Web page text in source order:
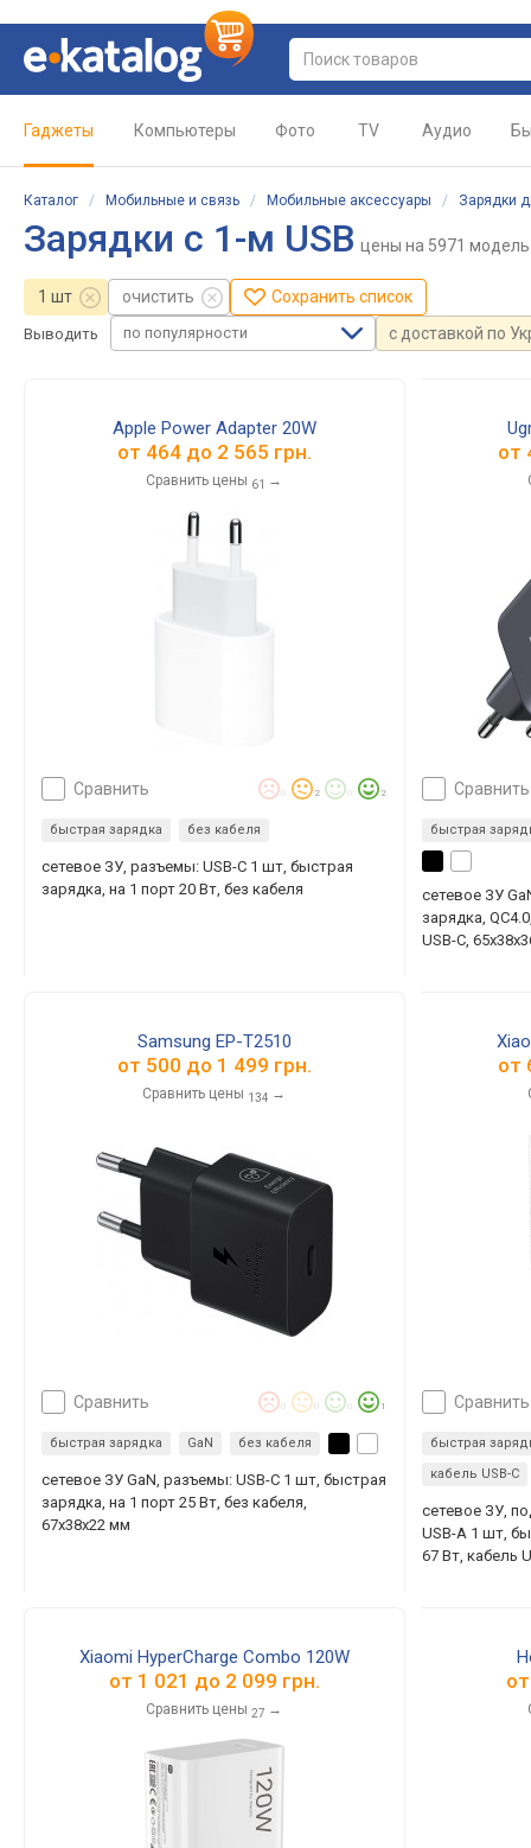
Гаджеты Компьютеры Фото TV Аудио
Каталог / Мобильные и связь / Мобильные аксессуары / Зарядки
Зарядки с 1-м USB цены на 5971 модель
1 шт очистить Сохранить список
Выводить по популярности с доставкой по
Apple Power Adapter 20W
от 464до 2 565 грн.
Сравнить цены 61 →
сравнить 2 2
быстрая зарядка без кабеля
сетевое ЗУ, разъемы: USB-C 1 шт, быстрая
зарядка, на 1 порт 20 Вт, без кабеля
от
сравнить
быстрая
сетевое ЗУ
зарядка,
USB-C,
Samsung EP-T2510
от 500 до 1 499 грн.
Сравнить цены 134 →
сравнить 1
быстрая зарядка GaN без кабеля
сетевое ЗУ GaN, разъемы: USB-C 1 шт, быстрая
зарядка, на 1 порт 25 Вт, без кабеля,
67x38x22 мм
от
сравнить
быстрая
кабель USB-C
сетевое ЗУ,
USB-A 1 шт,
67 Вт, кабель
Xiaomi HyperCharge Combo 120W
от 1 021 до 2 099 грн.
Сравнить цены 27 →